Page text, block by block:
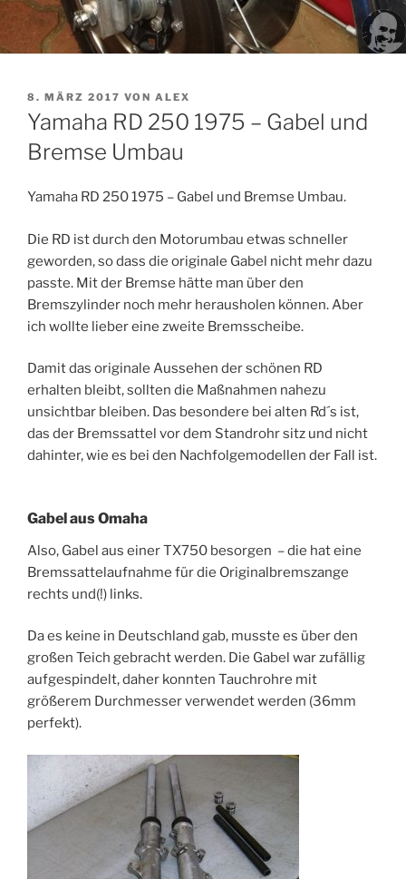
VERÖFFENTLICHT
AM
8. MÄRZ 2017 VON ALEX
Yamaha RD 250 1975 – Gabel und
Bremse Umbau
Yamaha RD 250 1975 – Gabel und Bremse Umbau.
Die RD ist durch den Motorumbau etwas schneller
geworden, so dass die originale Gabel nicht mehr dazu
passte. Mit der Bremse hätte man über den
Bremszylinder noch mehr herausholen können. Aber
ich wollte lieber eine zweite Bremsscheibe.
Damit das originale Aussehen der schönen RD
erhalten bleibt, sollten die Maßnahmen nahezu
unsichtbar bleiben. Das besondere bei alten Rd´s ist,
das der Bremssattel vor dem Standrohr sitz und nicht
dahinter, wie es bei den Nachfolgemodellen der Fall ist.
Gabel aus Omaha
Also, Gabel aus einer TX750 besorgen – die hat eine
Bremssattelaufnahme für die Originalbremszange
rechts und(!) links.
Da es keine in Deutschland gab, musste es über den
großen Teich gebracht werden. Die Gabel war zufällig
aufgespindelt, daher konnten Tauchrohre mit
größerem Durchmesser verwendet werden (36mm
perfekt).